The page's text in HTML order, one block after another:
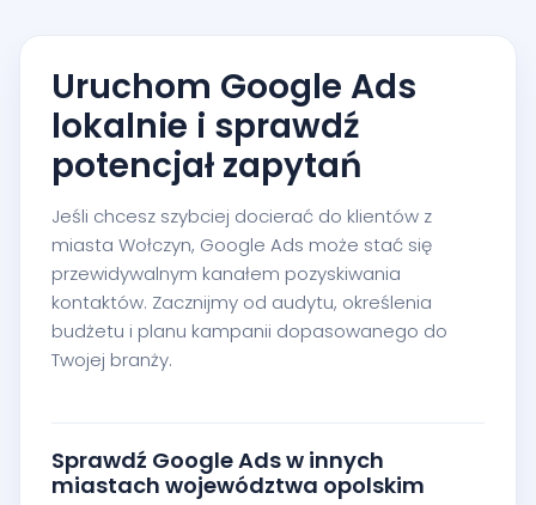
Uruchom Google Ads
lokalnie i sprawdź
potencjał zapytań
Jeśli chcesz szybciej docierać do klientów z
miasta Wołczyn, Google Ads może stać się
przewidywalnym kanałem pozyskiwania
kontaktów. Zacznijmy od audytu, określenia
budżetu i planu kampanii dopasowanego do
Twojej branży.
Sprawdź Google Ads w innych
miastach województwa opolskim